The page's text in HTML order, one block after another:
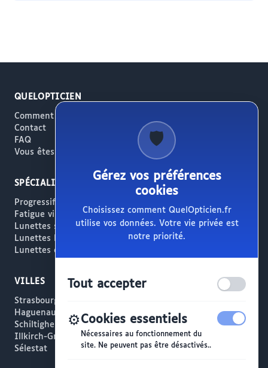
QUELOPTICIEN
Comment ça marche
Contact
FAQ
Vous êtes opticien ?
SPÉCIALITÉS
Progressifs / Presbytie
Fatigue visuelle / Écrans
Lunettes solaires
Lunettes haut de gamme
Lunettes créateur
VILLES
Strasbourg
Haguenau
Schiltigheim
Illkirch-Graffenstaden
Sélestat
🛡️
Gérez vos préférences
cookies
Choisissez comment QuelOpticien.fr
utilise vos données. Votre vie privée est
notre priorité.
Tout accepter
⚙️Cookies essentiels
Nécessaires au fonctionnement du
site. Ne peuvent pas être désactivés..